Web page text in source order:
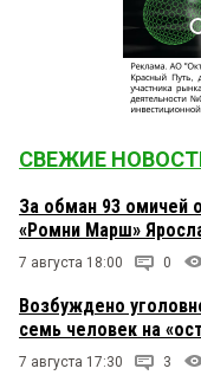
СВЕЖИЕ
За обман 93 омичей
«Ромни Марш»
7 августа 18:00 0
Возбуждено
семь человек на
7 августа 17:30 3